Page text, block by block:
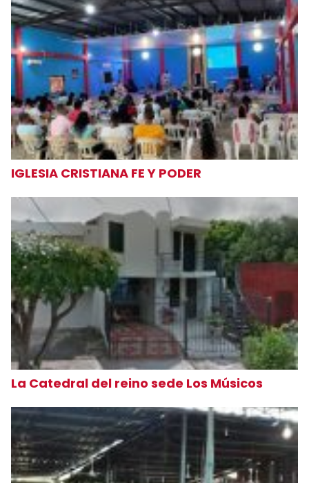
IGLESIA CRISTIANA FE Y PODER
La Catedral del reino sede Los Músicos